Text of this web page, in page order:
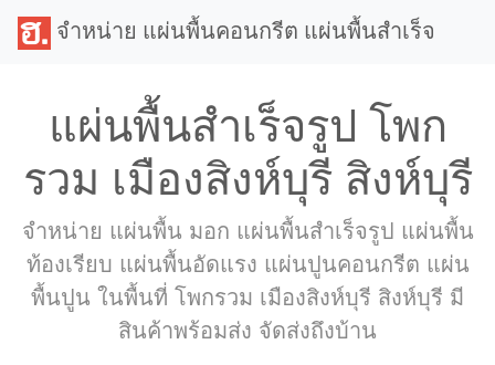
จำหน่าย แผ่นพื้นคอนกรีต แผ่นพื้นสำเร็จ
แผ่นพื้นสำเร็จรูป โพก
รวม เมืองสิงห์บุรี สิงห์บุรี
จำหน่าย แผ่นพื้น มอก แผ่นพื้นสำเร็จรูป แผ่นพื้น
ท้องเรียบ แผ่นพื้นอัดแรง แผ่นปูนคอนกรีต แผ่น
พื้นปูน ในพื้นที่ โพกรวม เมืองสิงห์บุรี สิงห์บุรี มี
สินค้าพร้อมส่ง จัดส่งถึงบ้าน